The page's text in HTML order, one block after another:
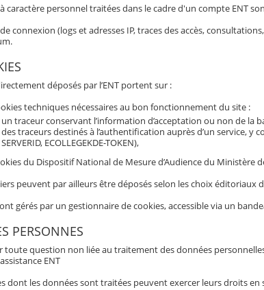
caractère personnel traitées dans le cadre d'un compte ENT
connexion (logs et adresses IP, traces des accès,
déposés par l’ENT portent sur :
techniques nécessaires au bon fonctionnement du site :
un traceur conservant l’information d’acceptation ou non de la
des traceurs destinés à l’authentification auprès d’un service, y
SERVERID, ECOLLEGEKDE-TOKEN),
du Dispositif National de Mesure d’Audience du Ministère
peuvent par ailleurs être déposés selon les choix
gérés par un gestionnaire de cookies, accessible via un
PERSONNES
toute question non liée au traitement des données
ENT
dont les données sont traitées peuvent exercer leurs droits